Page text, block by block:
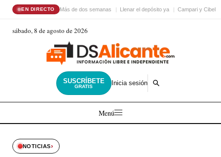
EN DIRECTO Más de dos semanas Llenar el depósito ya Campari y
sábado, 8 de agosto de 2026
SUSCRÍBETE
GRATIS Inicia sesión
Menú
NOTICIAS›